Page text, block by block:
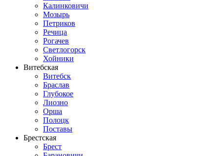
Калинковичи
Мозырь
Петриков
Речица
Рогачев
Светлогорск
Хойники
Витебская
Витебск
Браслав
Глубокое
Лиозно
Орша
Полоцк
Поставы
Брестская
Брест